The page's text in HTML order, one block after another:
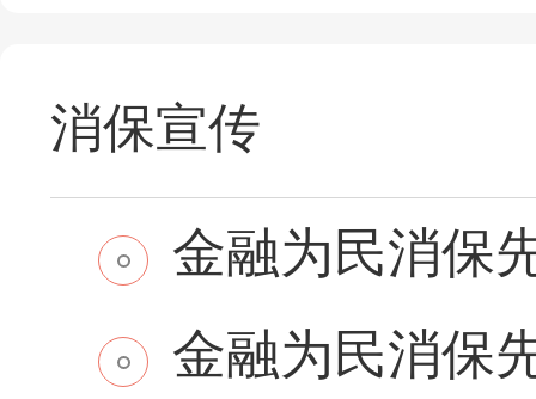
消保宣传
金融为民消保
金融为民消保